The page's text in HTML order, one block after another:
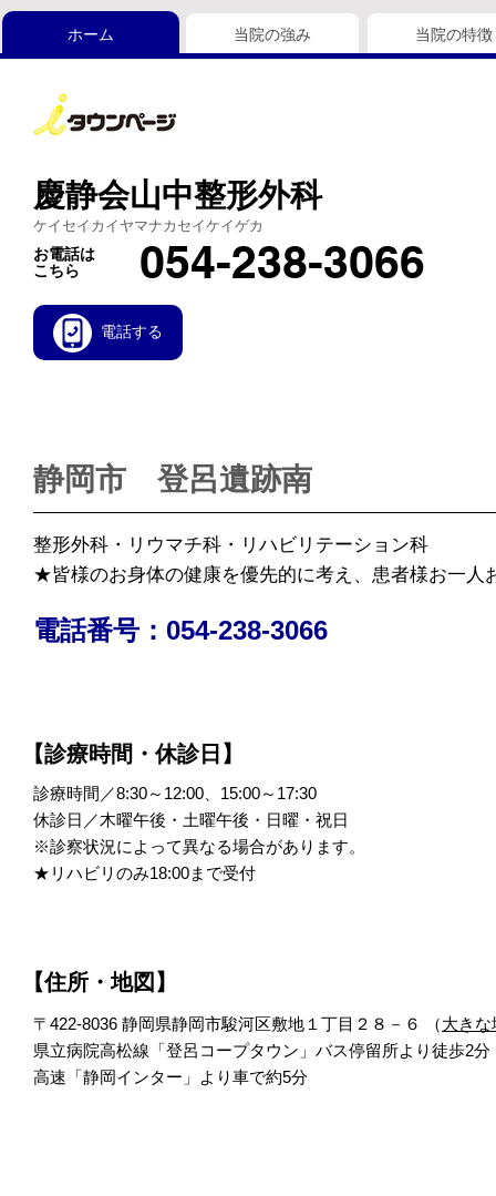
ホーム 当院の強み 当院の特徴
慶静会山中整形外科
ケイセイカイヤマナカセイケイゲカ
お電話は
こちら
054-238-3066
電話する
静岡市 登呂遺跡南
整形外科・リウマチ科・リハビリテーション科
★皆様のお身体の健康を優先的に考え、患者様お一人
電話番号：054-238-3066
【診療時間・休診日】
診療時間／8:30～12:00、15:00～17:30
休診日／木曜午後・土曜午後・日曜・祝日
※診察状況によって異なる場合があります。
★リハビリのみ18:00まで受付
【住所・地図】
〒422-8036 静岡県静岡市駿河区敷地１丁目２８－６ （大き
県立病院高松線「登呂コープタウン」バス停留所より徒歩2分
高速「静岡インター」より車で約5分